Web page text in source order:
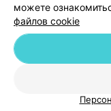
© 2026 ООО «Артокс
можете
файлов cookie